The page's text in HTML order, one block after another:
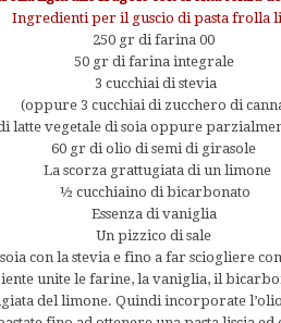
Ingredienti per il guscio di pasta frolla
250 gr di farina 00
50 gr di farina integrale
3 cucchiai di stevia
(oppure 3 cucchiai di zucchero di
latte vegetale di soia oppure
60 gr di olio di semi di girasole
La scorza grattugiata di un limone
½ cucchiaino di bicarbonato
Essenza di vaniglia
Un pizzico di sale
con la stevia e fino a far sciogliere
unite le farine, la vaniglia, il
del limone. Quindi incorporate